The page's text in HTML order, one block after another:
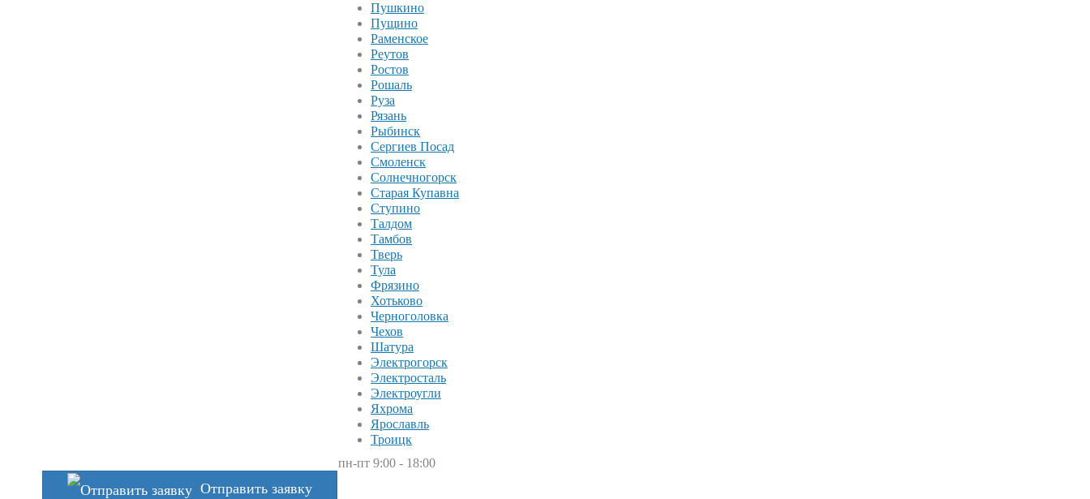
Пушкино
Пущино
Раменское
Реутов
Ростов
Рошаль
Руза
Рязань
Рыбинск
Сергиев Посад
Смоленск
Солнечногорск
Старая Купавна
Ступино
Талдом
Тамбов
Тверь
Тула
Фрязино
Хотьково
Черноголовка
Чехов
Шатура
Электрогорск
Электросталь
Электроугли
Яхрома
Ярославль
Троицк
пн-пт 9:00 - 18:00
Отправить заявку